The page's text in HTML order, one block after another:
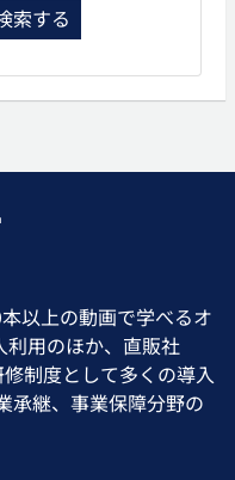
索する
以上の動画で学べるオ
利用のほか、直販社
制度として多くの導入
承継、事業保障分野の